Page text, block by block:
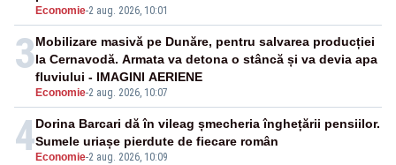
Economie-2 aug. 2026, 10:01
3
Economie-2 aug. 2026, 10:07
Mobilizare masivă pe Dunăre, pentru salvarea producției
la Cernavodă. Armata va detona o stâncă și va devia apa
fluviului - IMAGINI AERIENE
4 Economie-2 aug. 2026, 10:09
Dorina Barcari dă în vileag șmecheria înghețării pensiilor.
Sumele uriașe pierdute de fiecare român